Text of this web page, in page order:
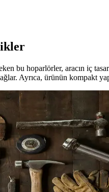
bu hoparlörler, aracın iç
Ayrıca, ürünün kompakt